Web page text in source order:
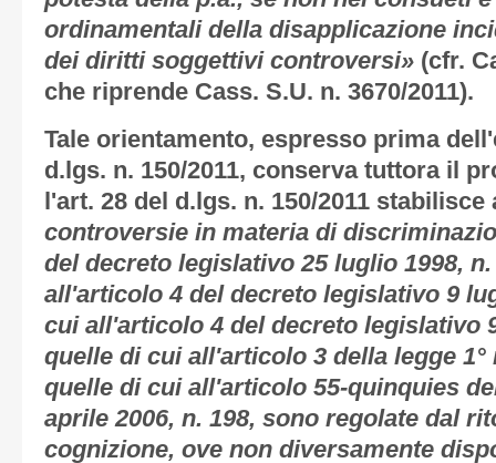
ordinamentali della disapplicazione
dei diritti soggettivi controversi» (cfr.
che riprende Cass. S.U. n. 3670/2011).
Tale orientamento, espresso prima
d.lgs. n. 150/2011, conserva tuttora il
l'art. 28 del d.lgs. n. 150/2011
controversie in materia di
del decreto legislativo 25 luglio 1998,
all'articolo 4 del decreto legislativo 9
cui all'articolo 4 del decreto legislativo
quelle di cui all'articolo 3 della legge 1°
quelle di cui all'articolo 55-quinquies
aprile 2006, n. 198, sono regolate dal
cognizione, ove non diversamente